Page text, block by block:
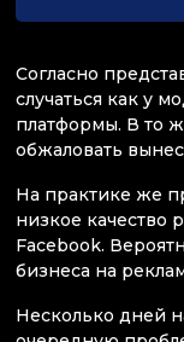
Согласно
случаться как у
платформы. В то
обжаловать
На практике же
низкое качество
Facebook.
бизнеса на
Несколько дней